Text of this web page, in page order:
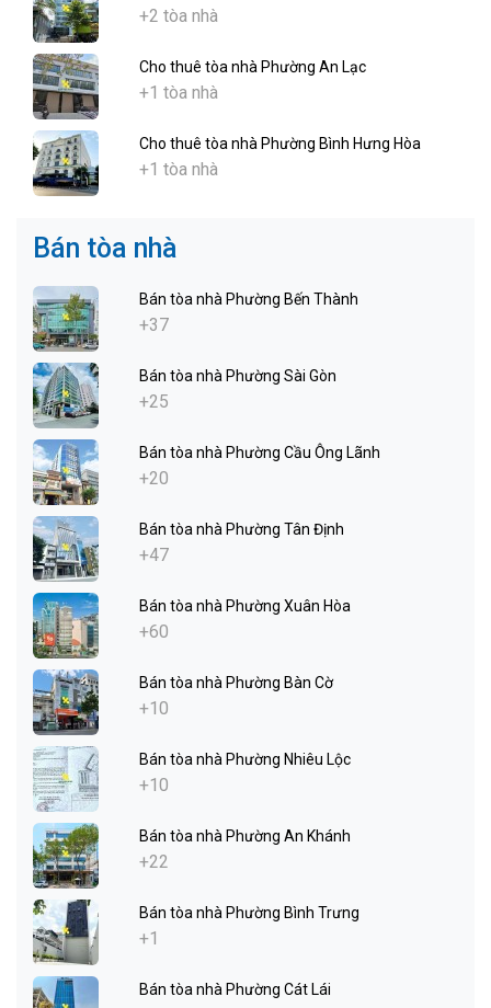
+2 tòa nhà
Cho thuê tòa nhà Phường An Lạc
+1 tòa nhà
Cho thuê tòa nhà Phường Bình Hưng Hòa
+1 tòa nhà
Bán tòa nhà
Bán tòa nhà Phường Bến Thành
+37
Bán tòa nhà Phường Sài Gòn
+25
Bán tòa nhà Phường Cầu Ông Lãnh
+20
Bán tòa nhà Phường Tân Định
+47
Bán tòa nhà Phường Xuân Hòa
+60
Bán tòa nhà Phường Bàn Cờ
+10
Bán tòa nhà Phường Nhiêu Lộc
+10
Bán tòa nhà Phường An Khánh
+22
Bán tòa nhà Phường Bình Trưng
+1
Bán tòa nhà Phường Cát Lái